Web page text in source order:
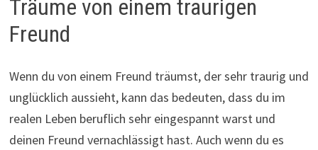
Träume von einem traurigen
Freund
Wenn du von einem Freund träumst, der sehr traurig und
unglücklich aussieht, kann das bedeuten, dass du im
realen Leben beruflich sehr eingespannt warst und
deinen Freund vernachlässigt hast. Auch wenn du es